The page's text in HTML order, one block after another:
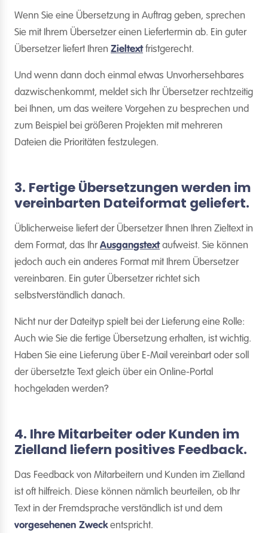
Wenn Sie eine Übersetzung in Auftrag geben, sprechen
Sie mit Ihrem Übersetzer einen Liefertermin ab. Ein guter
Übersetzer liefert Ihren Zieltextfristgerecht.
Und wenn dann doch einmal etwas Unvorhersehbares
dazwischenkommt, meldet sich Ihr Übersetzer rechtzeitig
bei Ihnen, um das weitere Vorgehen zu besprechen und
zum Beispiel bei größeren Projekten mit mehreren
Dateien die Prioritäten festzulegen.
3. Fertige Übersetzungen werden im
vereinbarten Dateiformat geliefert.
Üblicherweise liefert der Übersetzer Ihnen Ihren Zieltext in
dem Format, das IhrAusgangstextaufweist. Sie können
jedoch auch ein anderes Format mit Ihrem Übersetzer
vereinbaren. Ein guter Übersetzer richtet sich
selbstverständlich danach.
Nicht nur der Dateityp spielt bei der Lieferung eine Rolle:
Auch wie Sie die fertige Übersetzung erhalten, ist wichtig.
Haben Sie eine Lieferung über E-Mail vereinbart oder soll
der übersetzte Text gleich über ein Online-Portal
hochgeladen werden?
4. Ihre Mitarbeiter oder Kunden im
Zielland liefern positives Feedback.
Das Feedback von Mitarbeitern und Kunden im Zielland
ist oft hilfreich. Diese können nämlich beurteilen, ob Ihr
Text in der Fremdsprache verständlich ist und dem
vorgesehenen Zweckentspricht.